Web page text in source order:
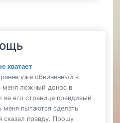
хватает
уже обвиненный в
меня ложный донос в
на его странице правдивый
меня пытаются сделать
сказал правду. Прошу